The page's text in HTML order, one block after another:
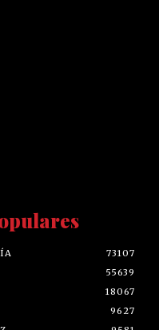
73107
55639
18067
9627